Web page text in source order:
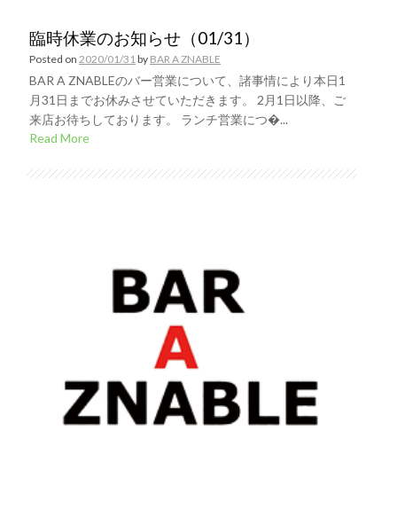
臨時休業のお知らせ（01/31）
Posted on 2020/01/31by BAR A ZNABLE
BAR A ZNABLEのバー営業について、諸事情により本日1
月31日までお休みさせていただきます。 2月1日以降、ご
来店お待ちしております。 ランチ営業につ�...
Read More